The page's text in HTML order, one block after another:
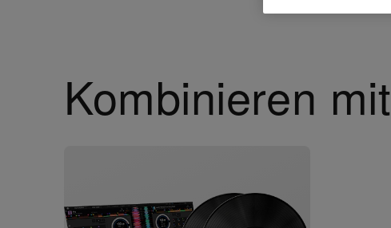
Kombinieren mit